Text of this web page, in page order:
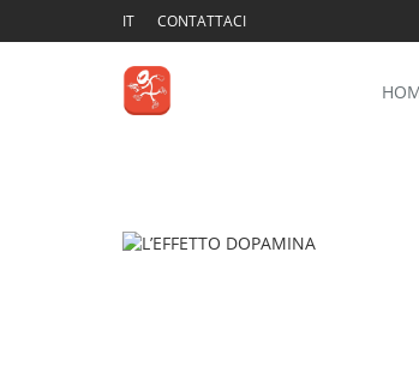
IT CONTATTACI